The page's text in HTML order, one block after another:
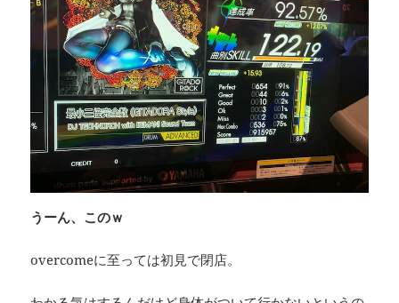
うーん、このｗ
overcomeに至っては初見で閉店。